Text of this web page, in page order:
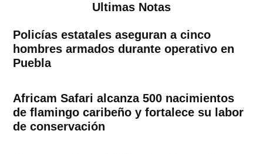
Ultimas Notas
Policías estatales aseguran a cinco
hombres armados durante operativo en
Puebla
Africam Safari alcanza 500 nacimientos
de flamingo caribeño y fortalece su labor
de conservación